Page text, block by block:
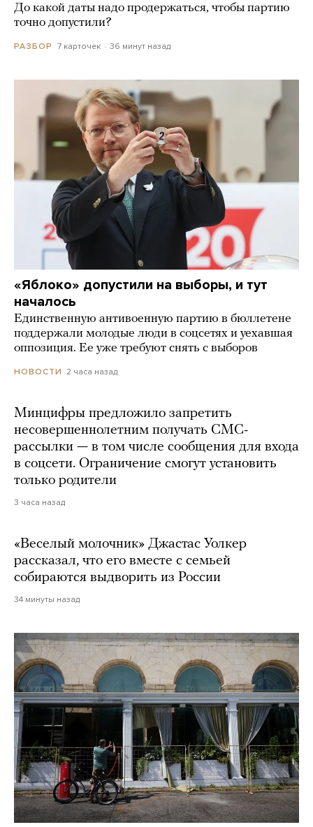
До какой даты надо продержаться, чтобы партию
точно допустили?
РАЗБОР 7 карточек 36 минут назад
«Яблоко» допустили на выборы, и тут
началось
Единственную антивоенную партию в бюллетене
поддержали молодые люди в соцсетях и уехавшая
оппозиция. Ее уже требуют снять с выборов
НОВОСТИ 2 часа назад
Минцифры предложило запретить
несовершеннолетним получать СМС-
рассылки — в том числе сообщения для входа
в соцсети. Ограничение смогут установить
только родители
3 часа назад
«Веселый молочник» Джастас Уолкер
рассказал, что его вместе с семьей
собираются выдворить из России
34 минуты назад